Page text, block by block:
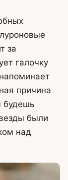
за
галочку
причина
будешь
были
над